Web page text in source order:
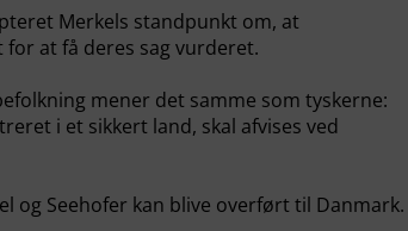
Merkels standpunkt om, at
for at få deres sag vurderet.
mener det samme som tyskerne:
i et sikkert land, skal afvises ved
og Seehofer kan blive overført til Danmark.